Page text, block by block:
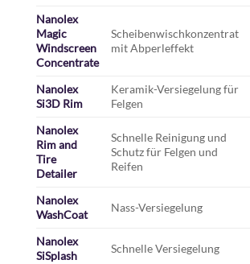
Nanolex
Magic
Windscreen
Concentrate
Scheibenwischkonzentrat
mit Abperleffekt
Nanolex
Si3D Rim
Keramik-Versiegelung für
Felgen
Nanolex
Rim and
Tire
Detailer
Schnelle Reinigung und
Schutz für Felgen und
Reifen
Nanolex
WashCoat
Nass-Versiegelung
Nanolex
SiSplash
Schnelle Versiegelung